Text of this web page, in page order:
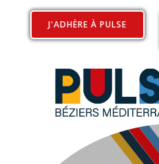
J'ADHÈRE À PULSE